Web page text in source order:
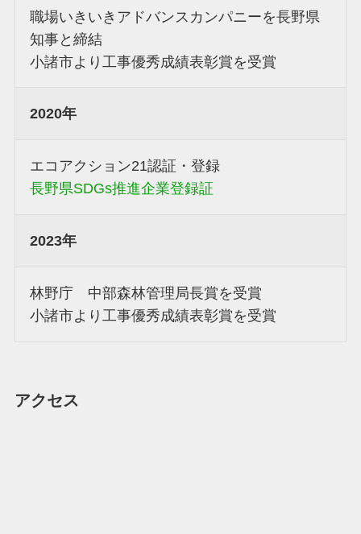
職場いきいきアドバンスカンパニーを長野県
知事と締結
小諸市より工事優秀成績表彰賞を受賞
2020年
エコアクション21認証・登録
長野県SDGs推進企業登録証
2023年
林野庁 中部森林管理局長賞を受賞
小諸市より工事優秀成績表彰賞を受賞
アクセス